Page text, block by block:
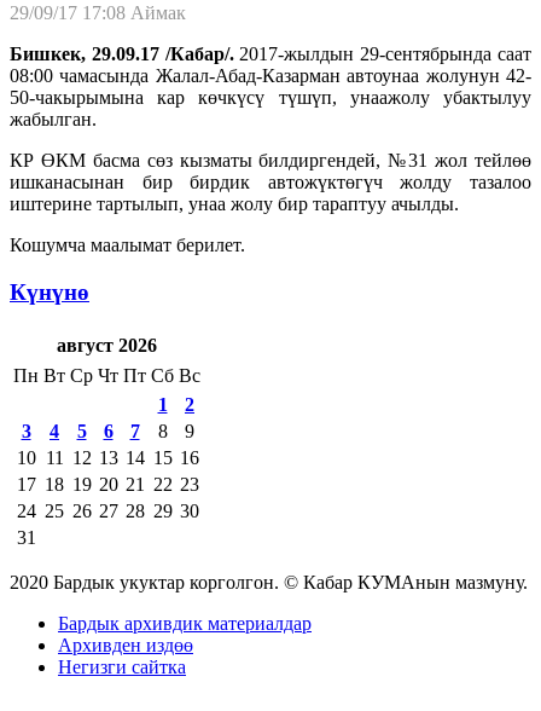
29/09/17 17:08 Аймак
Бишкек, 29.09.17 /Кабар/. 2017-жылдын 29-сентябрында саат
08:00 чамасында Жалал-Абад-Казарман автоунаа жолунун 42-
50-чакырымына кар көчкүсү түшүп, унаажолу убактылуу
жабылган.
КР ӨКМ басма сөз кызматы билдиргендей, №31 жол тейлөө
ишканасынан бир бирдик автожүктөгүч жолду тазалоо
иштерине тартылып, унаа жолу бир тараптуу ачылды.
Кошумча маалымат берилет.
Күнүнө
август 2026
Пн Вт Ср Чт Пт Сб Вс
1
2
3
4 5 6 7 8
9
10 11 12 13 14 15 16
17 18 19 20 21 22 23
24 25 26 27 28 29 30
31
2020 Бардык укуктар корголгон. © Кабар КУМАнын мазмуну.
Бардык архивдик материалдар
Архивден издөө
Негизги сайтка